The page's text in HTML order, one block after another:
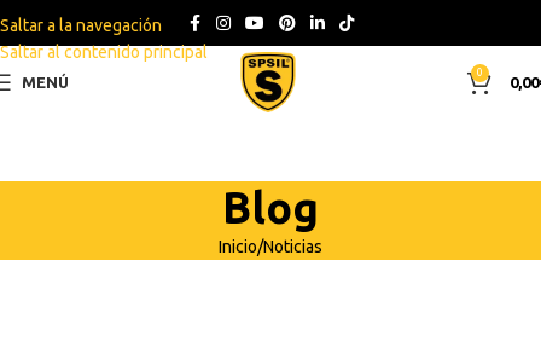
Saltar a la navegación
Saltar al contenido principal
MENÚ
0
0,00
Blog
Inicio Noticias